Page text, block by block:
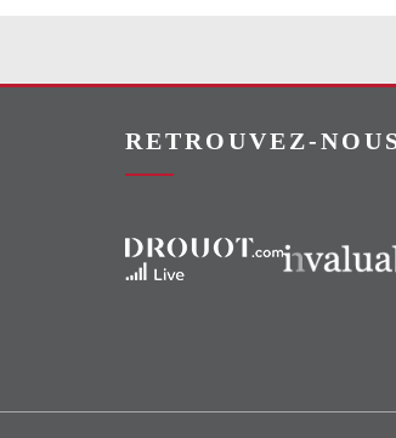
RETROUVEZ-
Vers le site Drouot Vers le site Invaluable